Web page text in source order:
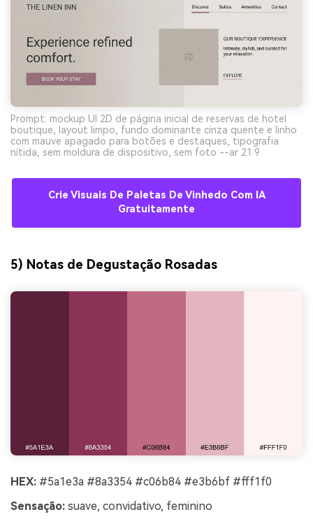
Prompt: mockup UI 2D de página inicial de reservas de hotel
boutique, layout limpo, fundo dominante cinza quente e linho
com mauve apagado para botões e destaques, tipografia
nítida, sem moldura de dispositivo, sem foto --ar 21:9
Crie Visuais De Paletas De Vinhedo Com IA
Gratuitamente
5) Notas de Degustação Rosadas
HEX: #5a1e3a #8a3354 #c06b84 #e3b6bf #fff1f0
Sensação: suave, convidativo, feminino